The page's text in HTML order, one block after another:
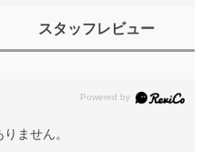
スタッフレビュー
ません。